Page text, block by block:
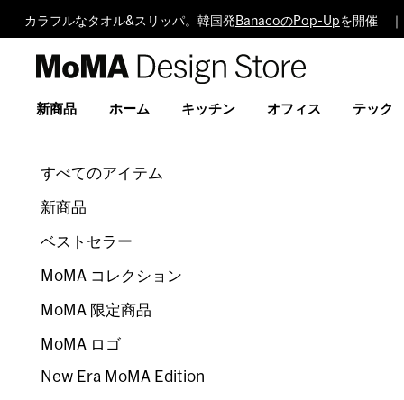
カラフルなタオル&スリッパ。韓国発 BanacoのPop-Upを開催
Design
新商品 ホーム キッチン オフィス テック
すべてのアイテム
新商品
ベストセラー
MoMA コレクション
MoMA 限定商品
MoMA ロゴ
New Era MoMA Edition